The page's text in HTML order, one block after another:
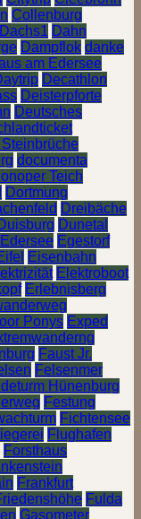
Collenburg
Dachs1 Dahn
Dampflok danke
am Edersee
Decathlon
Deisterpforte
Deutsches
documenta
Teich
Dortmung
Dreibäche
Dunetal
Edersee Egestorf
Eisenbahn
Elektroboot
Erlebnisberg
Ponys Exped
Faust Jr.
Felsenmer
Hünenburg
Festung
Fichtensee
Flughafen
Forsthaus
Frankfurt
Fulda
Gasometer